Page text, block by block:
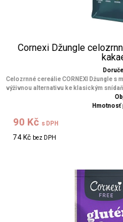
Cornexi Džungle
Celozrnné cereálie CORNEXI Džungle s
výživnou alternativu ke klasickým
Hmotnosť
90 Kč s DPH
74 Kč bez DPH